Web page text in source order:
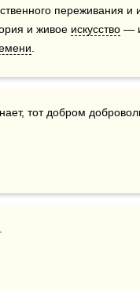
переживания
и живое искусство —
тот добром